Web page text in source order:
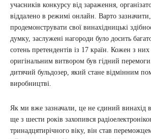
учасників конкурсу від зараження,
віддалено в режимі онлайн. Варто
продемонструвати свої винахідницькі
думку, заслужені нагороди було досить
сотень претендентів із 17 країн. Кожен з них
оригінальним витвором був гідний
дитячий бульдозер, який стане відмінним
виробництві.
Як ми вже зазначали, це не єдиний винахід
ще з шести років захопився
тринадцятирічного віку, він став